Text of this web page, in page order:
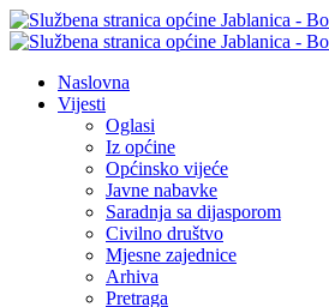
Naslovna
Vijesti
Oglasi
Iz općine
Općinsko vijeće
Javne nabavke
Saradnja sa dijasporom
Civilno društvo
Mjesne zajednice
Arhiva
Pretraga